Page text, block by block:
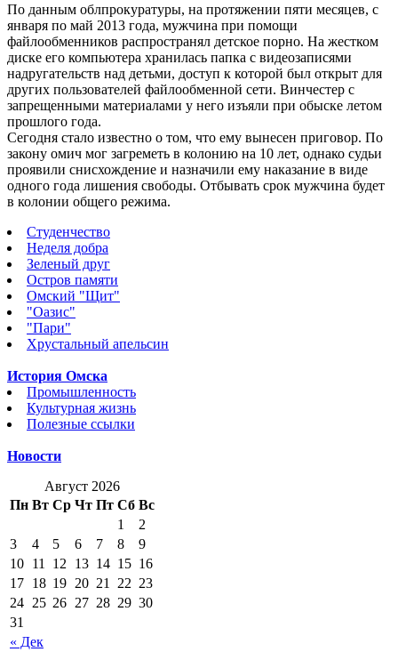
По данным облпрокуратуры, на протяжении пяти месяцев, с
января по май 2013 года, мужчина при помощи
файлообменников распространял детское порно. На жестком
диске его компьютера хранилась папка с видеозаписями
надругательств над детьми, доступ к которой был открыт для
других пользователей файлообменной сети. Винчестер с
запрещенными материалами у него изъяли при обыске летом
прошлого года.
Сегодня стало известно о том, что ему вынесен приговор. По
закону омич мог загреметь в колонию на 10 лет, однако судьи
проявили снисхождение и назначили ему наказание в виде
одного года лишения свободы. Отбывать срок мужчина будет
в колонии общего режима.
Студенчество
Неделя добра
Зеленый друг
Остров памяти
Омский "Щит"
"Оазис"
"Пари"
Хрустальный апельсин
История Омска
Промышленность
Культурная жизнь
Полезные ссылки
Новости
Август 2026
Пн Вт Ср Чт Пт Сб Вс
« Дек
1
2
3
4 5 6 7 8
9
10 11 12 13 14 15 16
17 18 19 20 21 22 23
24 25 26 27 28 29 30
31